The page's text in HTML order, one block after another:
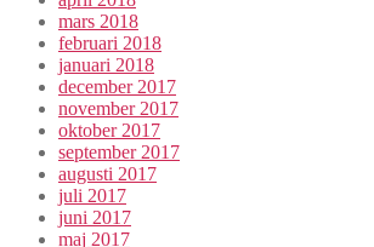
mars 2018
februari 2018
januari 2018
december 2017
november 2017
oktober 2017
september 2017
augusti 2017
juli 2017
juni 2017
maj 2017